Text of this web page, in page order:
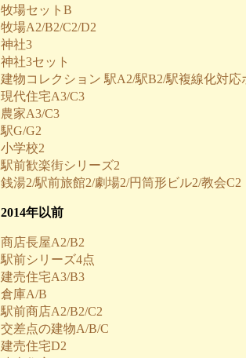
牧場セットB
牧場A2/B2/C2/D2
神社3
神社3セット
建物コレクション 駅A2/駅B2/駅複線化対応
現代住宅A3/C3
農家A3/C3
駅G/G2
小学校2
駅前歓楽街シリーズ2
銭湯2/駅前旅館2/劇場2/円筒形ビル2/教会C2
2014年以前
商店長屋A2/B2
駅前シリーズ4点
建売住宅A3/B3
倉庫A/B
駅前商店A2/B2/C2
交差点の建物A/B/C
建売住宅D2